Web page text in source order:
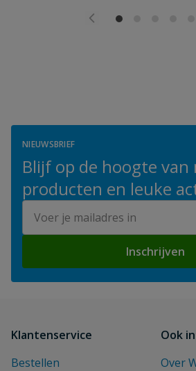
NIEUWSBRIEF
Blijf op de hoogte van
producten en leuke
Inschrijven
Klantenservice
Bestellen
Ook
Over